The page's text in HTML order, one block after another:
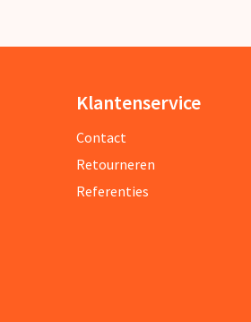
Klantenservice
Contact
Retourneren
Referenties